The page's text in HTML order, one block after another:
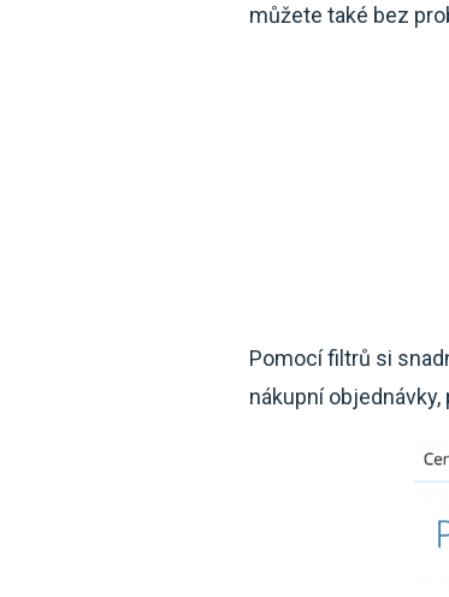
můžete také bez
Pomocí filtrů si
nákupní